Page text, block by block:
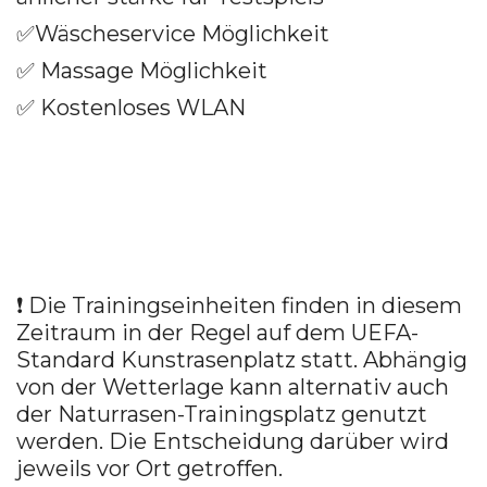
✅Wäscheservice Möglichkeit
✅ Massage Möglichkeit
✅ Kostenloses WLAN
❗ Die Trainingseinheiten finden in diesem
Zeitraum in der Regel auf dem UEFA-
Standard Kunstrasenplatz statt. Abhängig
von der Wetterlage kann alternativ auch
der Naturrasen-Trainingsplatz genutzt
werden. Die Entscheidung darüber wird
jeweils vor Ort getroffen.